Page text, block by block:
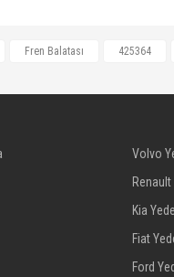
Fren Balatası 425364
Volvo
Kia
Fiat
Ford